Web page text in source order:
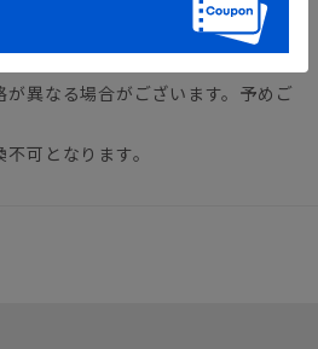
アップ対応商品や一部カラーの販
異なる場合がございます。予めご
可となります。